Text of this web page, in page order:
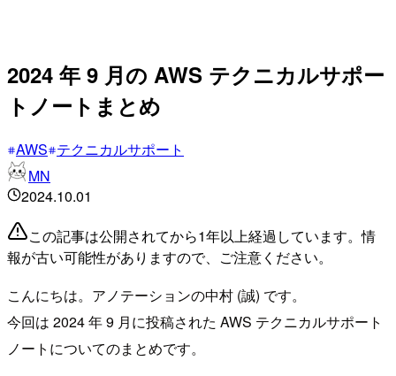
2024 年 9 月の AWS テクニカルサポー
トノートまとめ
AWS テクニカルサポート
MN
2024.10.01
この記事は公開されてから1年以上経過しています。情
報が古い可能性がありますので、ご注意ください。
こんにちは。アノテーションの中村 (誠) です。
今回は 2024 年 9 月に投稿された AWS テクニカルサポート
ノートについてのまとめです。